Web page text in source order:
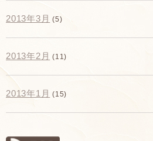
2013年3月 (5)
2013年2月 (11)
2013年1月 (15)